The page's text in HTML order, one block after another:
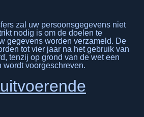
zal uw persoonsgegevens niet
nodig is om de doelen te
gegevens worden verzameld. De
tot vier jaar na het gebruik van
tenzij op grond van de wet een
wordt voorgeschreven.